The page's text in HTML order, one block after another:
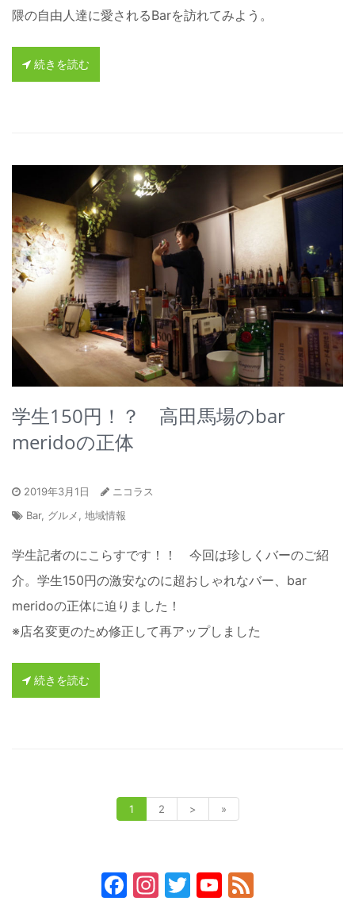
隈の自由人達に愛されるBarを訪れてみよう。
続きを読む
学生150円！？ 高田馬場のbar
meridoの正体
2019年3月1日
ニコラス
Bar, グルメ 地域情報
学生記者のにこらすです！！ 今回は珍しくバーのご紹
介。学生150円の激安なのに超おしゃれなバー、bar
meridoの正体に迫りました！
※店名変更のため修正して再アップしました
続きを読む
1 2 > »
Facebook
Instagram
TwitterYouTube